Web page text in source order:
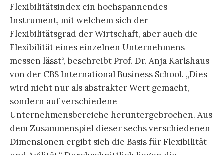
Flexibilitätsindex ein hochspannendes
Instrument, mit welchem sich der
Flexibilitätsgrad der Wirtschaft, aber auch die
Flexibilität eines einzelnen Unternehmens
messen lässt“, beschreibt Prof. Dr. Anja Karlshaus
von der CBS International Business School. „Dies
wird nicht nur als abstrakter Wert gemacht,
sondern auf verschiedene
Unternehmensbereiche heruntergebrochen. Aus
dem Zusammenspiel dieser sechs verschiedenen
Dimensionen ergibt sich die Basis für Flexibilität